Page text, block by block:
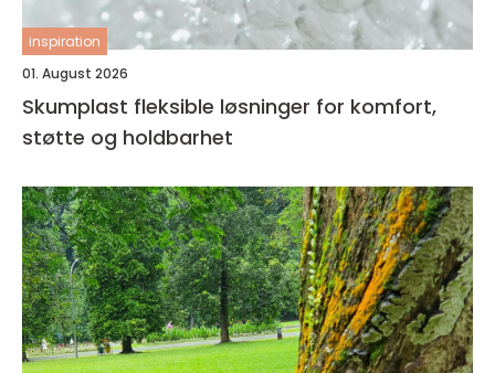
inspiration
01. August 2026
Skumplast fleksible løsninger for komfort,
støtte og holdbarhet